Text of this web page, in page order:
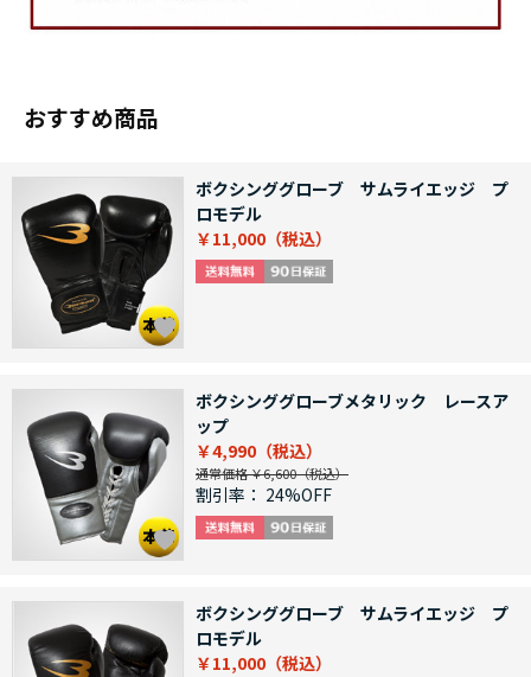
おすすめ商品
ボクシンググローブ サムライエッジ プ
ロモデル
￥11,000
ボクシンググローブメタリック レースア
ップ
￥4,990
通常価格 ￥6,600
割引率： 24%OFF
ボクシンググローブ サムライエッジ プ
ロモデル
￥11,000